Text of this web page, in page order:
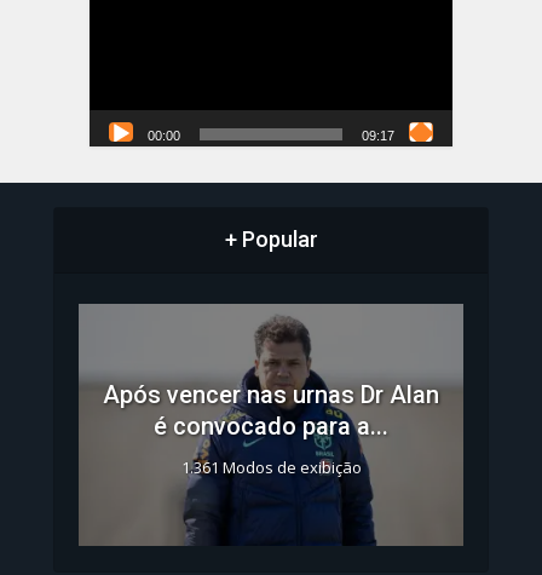
00:00 09:17
+ Popular
Após vencer nas urnas Dr Alan
é convocado para a...
1.361 Modos de exibição